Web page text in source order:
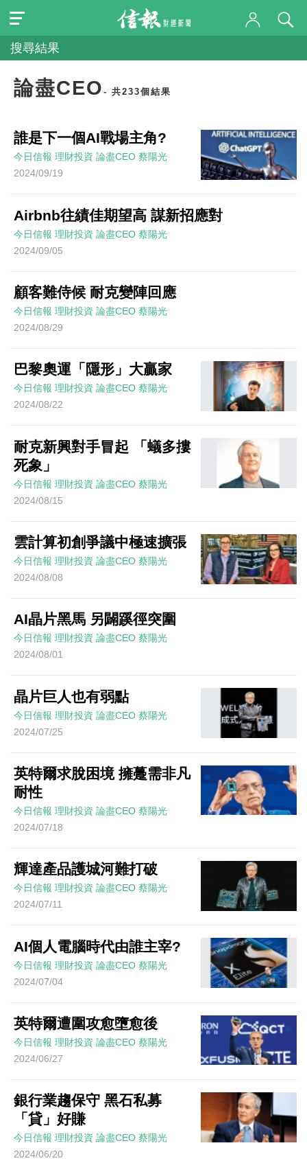
搜尋結果
論盡CEO - 共233個結果
誰是下一個AI戰場主角?
今日信報 理財投資 論盡CEO 蔡陽光
2024/09/19
Airbnb往績佳期望高 謀新招應對
今日信報 理財投資 論盡CEO 蔡陽光
2024/09/05
顧客難侍候 耐克變陣回應
今日信報 理財投資 論盡CEO 蔡陽光
2024/08/29
巴黎奧運「隱形」大贏家
今日信報 理財投資 論盡CEO 蔡陽光
2024/08/22
耐克新興對手冒起 「蟻多摟
死象」
今日信報 理財投資 論盡CEO 蔡陽光
2024/08/15
雲計算初創爭議中極速擴張
今日信報 理財投資 論盡CEO 蔡陽光
2024/08/08
AI晶片黑馬 另闢蹊徑突圍
今日信報 理財投資 論盡CEO 蔡陽光
2024/08/01
晶片巨人也有弱點
今日信報 理財投資 論盡CEO 蔡陽光
2024/07/25
英特爾求脫困境 擁躉需非凡
耐性
今日信報 理財投資 論盡CEO 蔡陽光
2024/07/18
輝達產品護城河難打破
今日信報 理財投資 論盡CEO 蔡陽光
2024/07/11
AI個人電腦時代由誰主宰?
今日信報 理財投資 論盡CEO 蔡陽光
2024/07/04
英特爾遭圍攻愈墮愈後
今日信報 理財投資 論盡CEO 蔡陽光
2024/06/27
銀行業趨保守 黑石私募
「貸」好賺
今日信報 理財投資 論盡CEO 蔡陽光
2024/06/20